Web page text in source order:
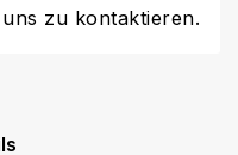
zu kontaktieren.